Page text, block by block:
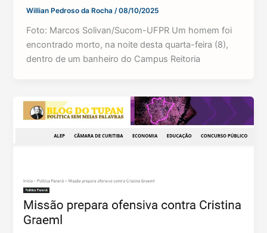
Willian Pedroso da Rocha/08/10/2025
Foto: Marcos Solivan/Sucom-UFPR Um homem foi
encontrado morto, na noite desta quarta-feira (8),
dentro de um banheiro do Campus Reitoria